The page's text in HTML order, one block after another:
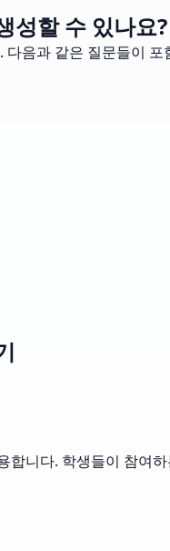
성할 수 있나요?
음과 같은 질문들이 포
니다. 학생들이 참여